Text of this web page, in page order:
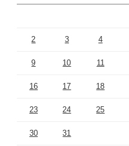
2 3 4
9 10 11
16 17 18
23 24 25
30 31